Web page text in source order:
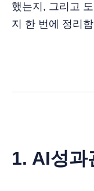
했는지, 그리고
지 한 번에 정리
1. AI성과